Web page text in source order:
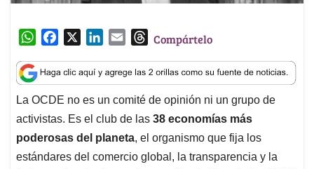
W
a
t
s
A
p
p
c
e
b
o
o
k
n
k
e
d
I
n
a
i
l
T
r
e
a
d
s
Compártelo
La OCDE no es un comité de opinión ni un grupo de
activistas. Es el club de las 38 economías más
poderosas del planeta, el organismo que fija los
estándares del comercio global, la transparencia y la